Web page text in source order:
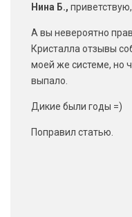
Нина Б., приветствую,
А вы невероятно
Кристалла отзывы
моей же системе, но
выпало.
Дикие были годы =)
Поправил статью.